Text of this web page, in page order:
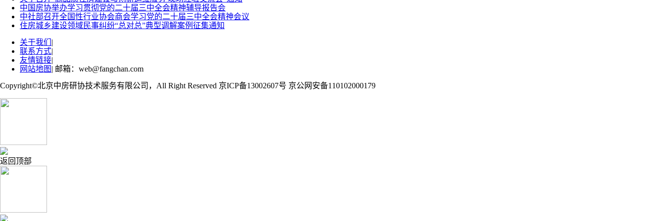
中国房协举办学习贯彻党的二十届三中全会精神辅导报告会
中社部召开全国性行业协会商会学习党的二十届三中全会精神会议
住房城乡建设领域民事纠纷“总对总”典型调解案例征集通知
关于我们 |
联系方式|
友情链接|
网站地图 | 邮箱：web@fangchan.com
Copyright©北京中房研协技术服务有限公司，All Right Reserved 京ICP备13002607号 京公网安备110102000179
返回顶部